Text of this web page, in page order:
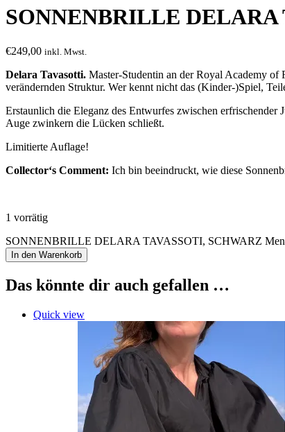
SONNENBRILLE DELARA
€249,00 inkl. Mwst.
Delara Tavasotti. Master-Studentin an der Royal Academy
verändernden Struktur. Wer kennt nicht das (Kinder-)Spiel,
Erstaunlich die Eleganz des Entwurfes zwischen erfrischender
Auge zwinkern die Lücken schließt.
Limitierte Auflage!
Collector‘s Comment: Ich bin beeindruckt, wie diese
1 vorrätig
SONNENBRILLE DELARA TAVASSOTI, SCHWARZ
In den Warenkorb
Das könnte dir auch gefallen …
Quick view